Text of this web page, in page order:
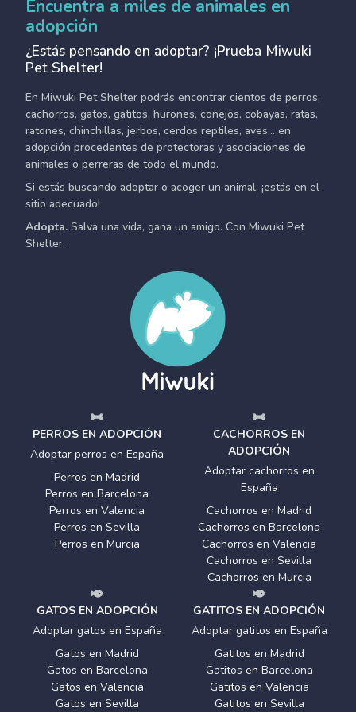
Encuentra a miles de animales en
adopción
¿Estás pensando en adoptar? ¡Prueba Miwuki
Pet Shelter!
En Miwuki Pet Shelter podrás encontrar cientos de perros,
cachorros, gatos, gatitos, hurones, conejos, cobayas, ratas,
ratones, chinchillas, jerbos, cerdos reptiles, aves... en
adopción procedentes de protectoras y asociaciones de
animales o perreras de todo el mundo.
Si estás buscando adoptar o acoger un animal, ¡estás en el
sitio adecuado!
Adopta. Salva una vida, gana un amigo. Con Miwuki Pet
Shelter.
PERROS EN ADOPCIÓN
Adoptar perros en España
Perros en Madrid
Perros en Barcelona
Perros en Valencia
Perros en Sevilla
Perros en Murcia
CACHORROS EN
ADOPCIÓN
Adoptar cachorros en
España
Cachorros en Madrid
Cachorros en Barcelona
Cachorros en Valencia
Cachorros en Sevilla
Cachorros en Murcia
GATOS EN ADOPCIÓN
Adoptar gatos en España
Gatos en Madrid
Gatos en Barcelona
Gatos en Valencia
Gatos en Sevilla
GATITOS EN ADOPCIÓN
Adoptar gatitos en España
Gatitos en Madrid
Gatitos en Barcelona
Gatitos en Valencia
Gatitos en Sevilla